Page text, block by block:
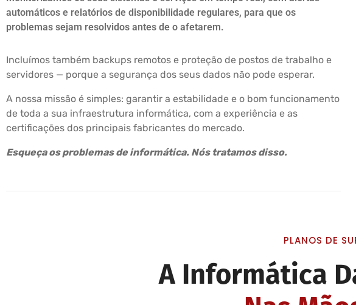
automáticos e relatórios de disponibilidade regulares, para que os
problemas sejam resolvidos antes de o afetarem.
Incluímos também backups remotos e proteção de postos de trabalho e
servidores — porque a segurança dos seus dados não pode esperar.
A nossa missão é simples: garantir a estabilidade e o bom funcionamento
de toda a sua infraestrutura informática, com a experiência e as
certificações dos principais fabricantes do mercado.
Esqueça os problemas de informática. Nós tratamos disso.
PLANOS DE
A Informática